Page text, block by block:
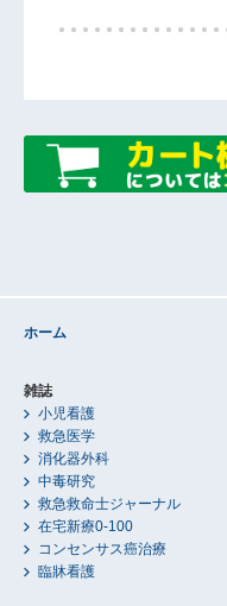
ホーム
雑誌
小児看護
救急医学
消化器外科
中毒研究
救急救命士ジャーナル
在宅新療0-100
コンセンサス癌治療
臨牀看護